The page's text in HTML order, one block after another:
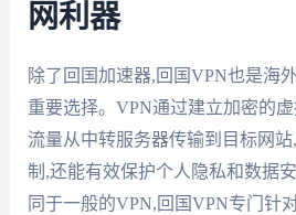
网利器
除了回国加速器,回国VPN也是海
重要选择。VPN通过建立加密的
流量从中转服务器传输到目标网
制,还能有效保护个人隐私和数据
同于一般的VPN,回国VPN专门针